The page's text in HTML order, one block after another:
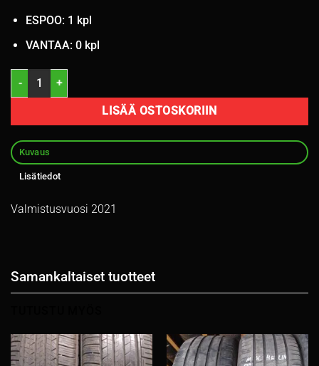
ESPOO: 1 kpl
VANTAA: 0 kpl
215/60R17 Matador Conquerra 2 96H kesä 3mm / 4P22 määrä
LISÄÄ OSTOSKORIIN
Kuvaus
Lisätiedot
Valmistusvuosi 2021
Samankaltaiset tuotteet